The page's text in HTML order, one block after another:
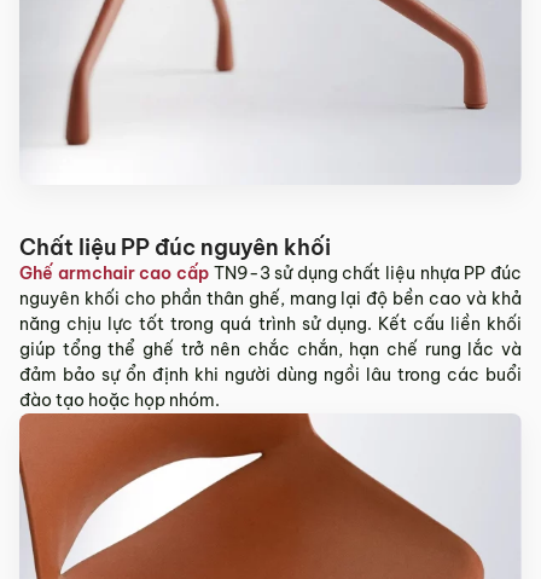
Chất liệu PP đúc nguyên khối
Ghế armchair cao cấpTN9-3 sử dụng chất liệu nhựa PP đúc
nguyên khối cho phần thân ghế, mang lại độ bền cao và khả
năng chịu lực tốt trong quá trình sử dụng. Kết cấu liền khối
giúp tổng thể ghế trở nên chắc chắn, hạn chế rung lắc và
đảm bảo sự ổn định khi người dùng ngồi lâu trong các buổi
đào tạo hoặc họp nhóm.